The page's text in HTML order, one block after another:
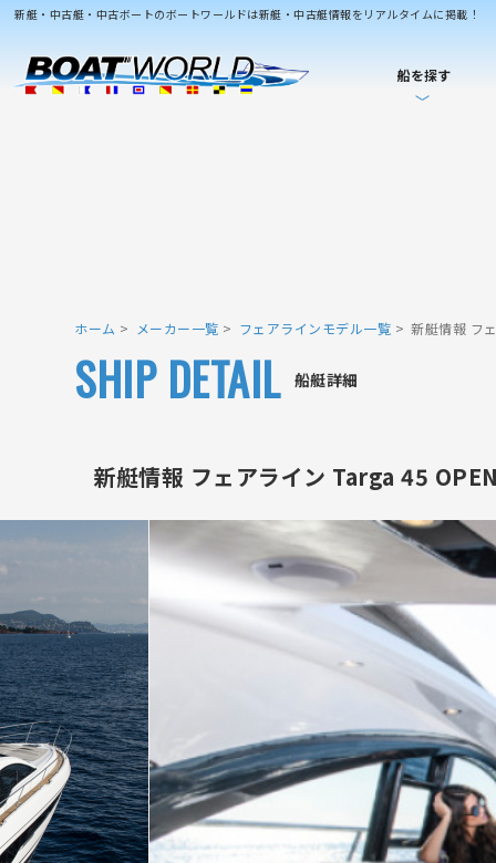
新艇・中古艇・中古ボートのボートワールドは新艇・中古艇情報をリアルタイムに掲載！
船を探す
ホーム メーカー一覧 フェアラインモデル一覧 新艇情報 フ
船艇詳細
SHIP DETAIL
新艇情報 フェアライン Targa 45